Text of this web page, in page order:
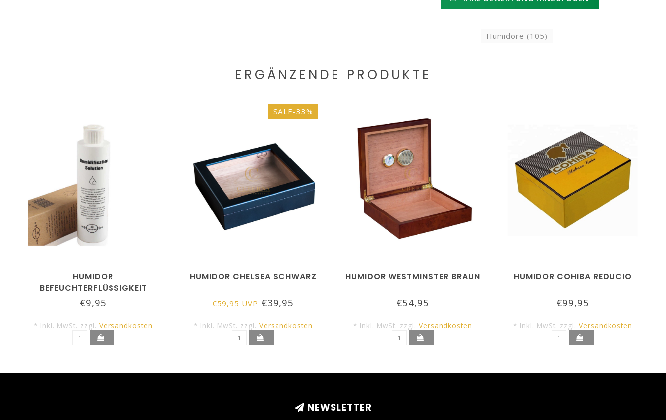
Humidore (105)
ERGÄNZENDE PRODUKTE
HUMIDOR
BEFEUCHTERFLÜSSIGKEIT
SIKARLAN
€9,95
* Inkl. MwSt. zzgl.Versandkosten
SALE-33%
HUMIDOR CHELSEA SCHWARZ
€59,95 UVP€39,95
* Inkl. MwSt. zzgl. Versandkosten
HUMIDOR WESTMINSTER BRAUN
€54,95
* Inkl. MwSt. zzgl.Versandkosten
HUMIDOR COHIBA REDUCIO
€99,95
* Inkl. MwSt. zzgl. Versandkosten
NEWSLETTER